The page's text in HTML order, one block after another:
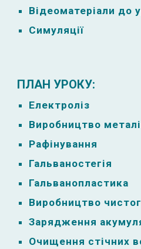
Відеоматеріали до
Симуляції
ПЛАН УРОКУ:
Електроліз
Виробництво
Рафінування
Гальваностегія
Гальванопластика
Виробництво
Зарядження
Очищення стічних